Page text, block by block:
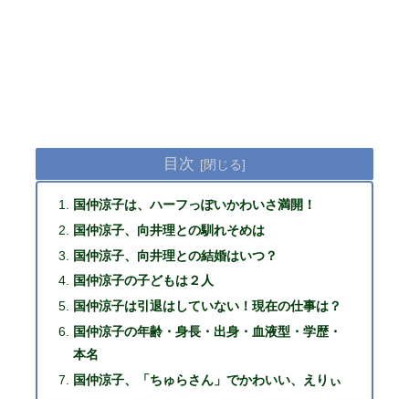
目次
国仲涼子は、ハーフっぽいかわいさ満開！
国仲涼子、向井理との馴れそめは
国仲涼子、向井理との結婚はいつ？
国仲涼子の子どもは２人
国仲涼子は引退はしていない！現在の仕事は？
国仲涼子の年齢・身長・出身・血液型・学歴・
本名
国仲涼子、「ちゅらさん」でかわいい、えりぃ